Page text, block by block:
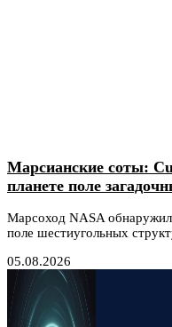
Марсианские соты:
планете поле
Марсоход NASA
поле шестиугольных
05.08.2026